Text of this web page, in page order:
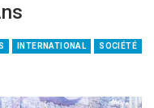
INTERNATIONAL SOCIÉTÉ